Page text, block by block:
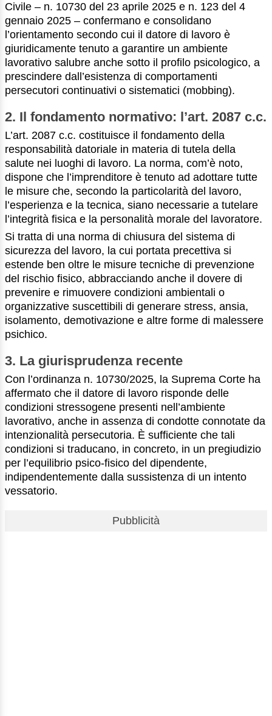
Civile – n. 10730 del 23 aprile 2025 e n. 123 del 4
gennaio 2025 – confermano e consolidano
l’orientamento secondo cui il datore di lavoro è
giuridicamente tenuto a garantire un ambiente
lavorativo salubre anche sotto il profilo psicologico, a
prescindere dall’esistenza di comportamenti
persecutori continuativi o sistematici (mobbing).
2. Il fondamento normativo: l’art. 2087 c.c.
L’art. 2087 c.c. costituisce il fondamento della
responsabilità datoriale in materia di tutela della
salute nei luoghi di lavoro. La norma, com’è noto,
dispone che l’imprenditore è tenuto ad adottare tutte
le misure che, secondo la particolarità del lavoro,
l’esperienza e la tecnica, siano necessarie a tutelare
l’integrità fisica e la personalità morale del lavoratore.
Si tratta di una norma di chiusura del sistema di
sicurezza del lavoro, la cui portata precettiva si
estende ben oltre le misure tecniche di prevenzione
del rischio fisico, abbracciando anche il dovere di
prevenire e rimuovere condizioni ambientali o
organizzative suscettibili di generare stress, ansia,
isolamento, demotivazione e altre forme di malessere
psichico.
3. La giurisprudenza recente
Con l’ordinanza n. 10730/2025, la Suprema Corte ha
affermato che il datore di lavoro risponde delle
condizioni stressogene presenti nell’ambiente
lavorativo, anche in assenza di condotte connotate da
intenzionalità persecutoria. È sufficiente che tali
condizioni si traducano, in concreto, in un pregiudizio
per l’equilibrio psico-fisico del dipendente,
indipendentemente dalla sussistenza di un intento
vessatorio.
Pubblicità